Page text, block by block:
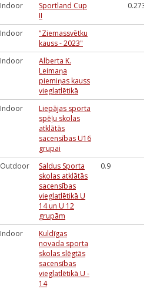
Indoor
Sportland Cup
II
0.273
Indoor
"Ziemassvētku
kauss - 2023"
Indoor
Alberta K.
Leimaņa
piemiņas kauss
vieglatlētikā
Indoor
Liepājas sporta
spēļu skolas
atklātās
sacensības U16
grupai
Outdoor
Saldus Sporta
skolas atklātās
sacensības
vieglatlētikā U
14 un U 12
grupām
0.9
Indoor
Kuldīgas
novada sporta
skolas slēgtās
sacensības
vieglatlētikā U -
14